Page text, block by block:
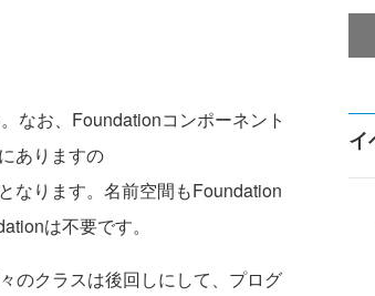
なお、Foundationコンポーネント
ありますの
なります。名前空間もFoundation
は不要です。
のクラスは後回しにして、プログ
イ